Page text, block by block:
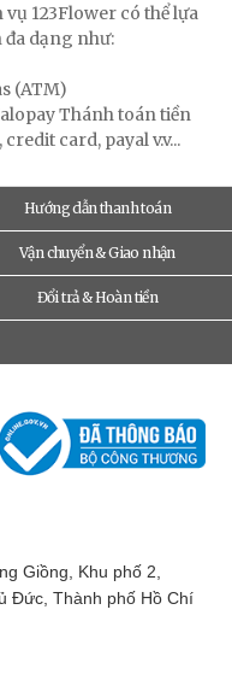
123Flower có thể lựa
dạng như:
(ATM)
Thánh toán tiền
card, payal v.v...
Hướng dẫn thanh toán
Vận chuyển & Giao nhận
Đổi trả & Hoàn tiền
Giồng, Khu phố 2,
Đức, Thành phố Hồ Chí